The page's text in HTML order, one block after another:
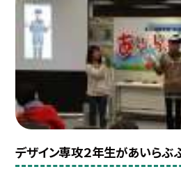
デザイン専攻２年生があいらぶ